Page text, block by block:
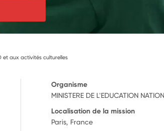
et aux activités culturelles
Organisme
MINISTERE DE L'EDUCATION
Localisation de la mission
Paris, France